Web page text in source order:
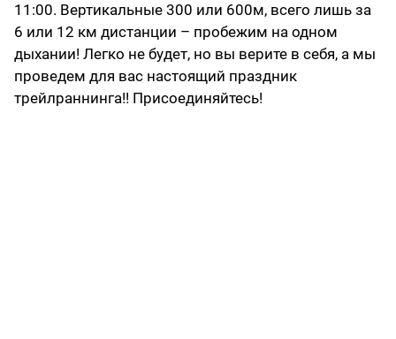
11:00. Вертикальные 300 или 600м, всего лишь за
6 или 12 км дистанции – пробежим на одном
дыхании! Легко не будет, но вы верите в себя, а мы
проведем для вас настоящий праздник
трейлраннинга!! Присоединяйтесь!